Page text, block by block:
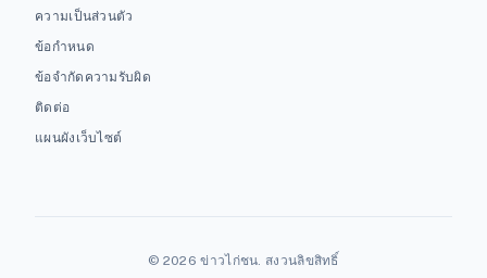
ความเป็นส่วนตัว
ข้อกำหนด
ข้อจำกัดความรับผิด
ติดต่อ
แผนผังเว็บไซต์
© 2026 ข่าวไก่ชน. สงวนลิขสิทธิ์